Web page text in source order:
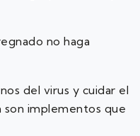
no haga
del virus y cuidar el
son implementos que